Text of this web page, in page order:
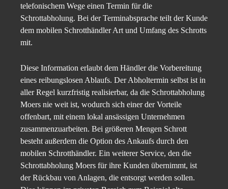
telefonischem Wege einen Termin für die
Schrottabholung. Bei der Terminabsprache teilt der Kunde
dem mobilen Schrotthändler Art und Umfang des Schrotts
mit.
Diese Information erlaubt dem Händler die Vorbereitung
eines reibungslosen Ablaufs. Der Abholtermin selbst ist in
aller Regel kurzfristig realisierbar, da die Schrottabholung
Moers nie weit ist, wodurch sich einer der Vorteile
offenbart, mit einem lokal ansässigen Unternehmen
zusammenzuarbeiten. Bei größeren Mengen Schrott
besteht außerdem die Option des Ankaufs durch den
mobilen Schrotthändler. Ein weiterer Service, den die
Schrottabholung Moers für ihre Kunden übernimmt, ist
der Rückbau von Anlagen, die entsorgt werden sollen.